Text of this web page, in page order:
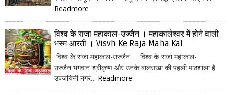
Readmore
विश्व के राजा महाकाल-उज्जैन । महाकालेश्वर में होने वाली
भस्म आरती । Visvh Ke Raja Maha Kal
विश्व के राजा महाकाल-उज्जैन विश्व के राजा महाकाल-
उज्जैन भगवान श्रीकृष्ण और उनके बालसखा की पहली पाठशाला है
उज्जयिनी नगर... Readmore